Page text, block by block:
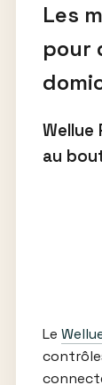
Les
pour
Wellue
au
Le